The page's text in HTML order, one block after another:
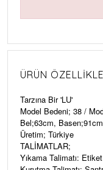
ÜRÜN
Tarzına Bir 'LU'
Model Bedeni; 38 /
Bel;63cm, Basen;91cm
Üretim; Türkiye
TALİMATLAR;
Yıkama Talimatı: